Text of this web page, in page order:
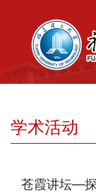
学术活动
苍霞讲坛—